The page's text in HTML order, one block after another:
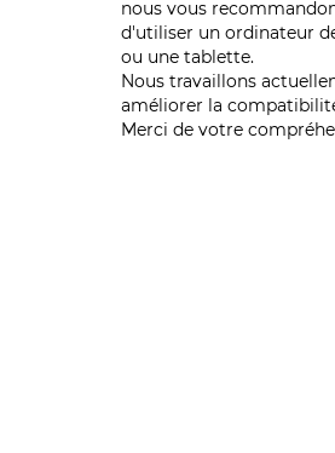
nous vous
d'utiliser un ordinateur
ou une tablette.
Nous travaillons
améliorer la
Merci de votre